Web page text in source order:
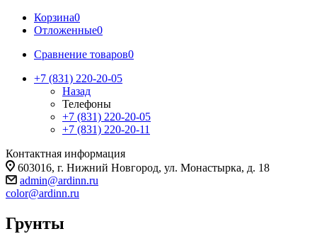
Корзина0
Отложенные0
Сравнение товаров0
+7 (831) 220-20-05
Назад
Телефоны
+7 (831) 220-20-05
+7 (831) 220-20-11
Контактная информация
603016, г. Нижний Новгород, ул. Монастырка, д. 18
admin@ardinn.ru
color@ardinn.ru
Грунты